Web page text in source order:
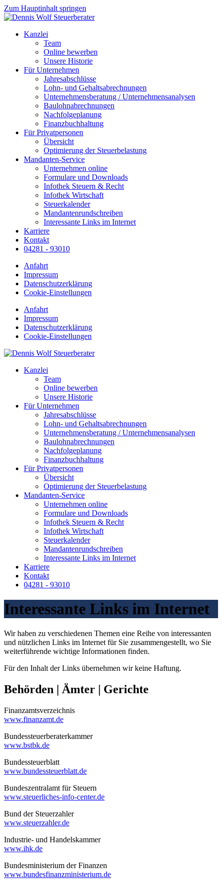
Zum Hauptinhalt springen
Kanzlei
Team
Online bewerben
Unsere Historie
Für Unternehmen
Jahresabschlüsse
Lohn- und Gehaltsabrechnungen
Unternehmensberatung / Unternehmensanalysen
Baulohnabrechnungen
Nachfolgeplanung
Finanzbuchhaltung
Für Privatpersonen
Übersicht
Optimierung der Steuerbelastung
Mandanten-Service
Unternehmen online
Formulare und Downloads
Infothek Steuern & Recht
Infothek Wirtschaft
Steuerkalender
Mandantenrundschreiben
Interessante Links im Internet
Karriere
Kontakt
04281 - 93010
Anfahrt
Impressum
Datenschutzerklärung
Cookie-Einstellungen
Anfahrt
Impressum
Datenschutzerklärung
Cookie-Einstellungen
Kanzlei
Team
Online bewerben
Unsere Historie
Für Unternehmen
Jahresabschlüsse
Lohn- und Gehaltsabrechnungen
Unternehmensberatung / Unternehmensanalysen
Baulohnabrechnungen
Nachfolgeplanung
Finanzbuchhaltung
Für Privatpersonen
Übersicht
Optimierung der Steuerbelastung
Mandanten-Service
Unternehmen online
Formulare und Downloads
Infothek Steuern & Recht
Infothek Wirtschaft
Steuerkalender
Mandantenrundschreiben
Interessante Links im Internet
Karriere
Kontakt
04281 - 93010
Interessante Links im Internet
Wir haben zu verschiedenen Themen eine Reihe von interessanten
und nützlichen Links im Internet für Sie zusammengestellt, wo Sie
weiterführende wichtige Informationen finden.
Für den Inhalt der Links übernehmen wir keine Haftung.
Behörden | Ämter | Gerichte
Finanzamtsverzeichnis
www.finanzamt.de
Bundessteuerberaterkammer
www.bstbk.de
Bundessteuerblatt
www.bundessteuerblatt.de
Bundeszentralamt für Steuern
www.steuerliches-info-center.de
Bund der Steuerzahler
www.steuerzahler.de
Industrie- und Handelskammer
www.ihk.de
Bundesministerium der Finanzen
www.bundesfinanzministerium.de